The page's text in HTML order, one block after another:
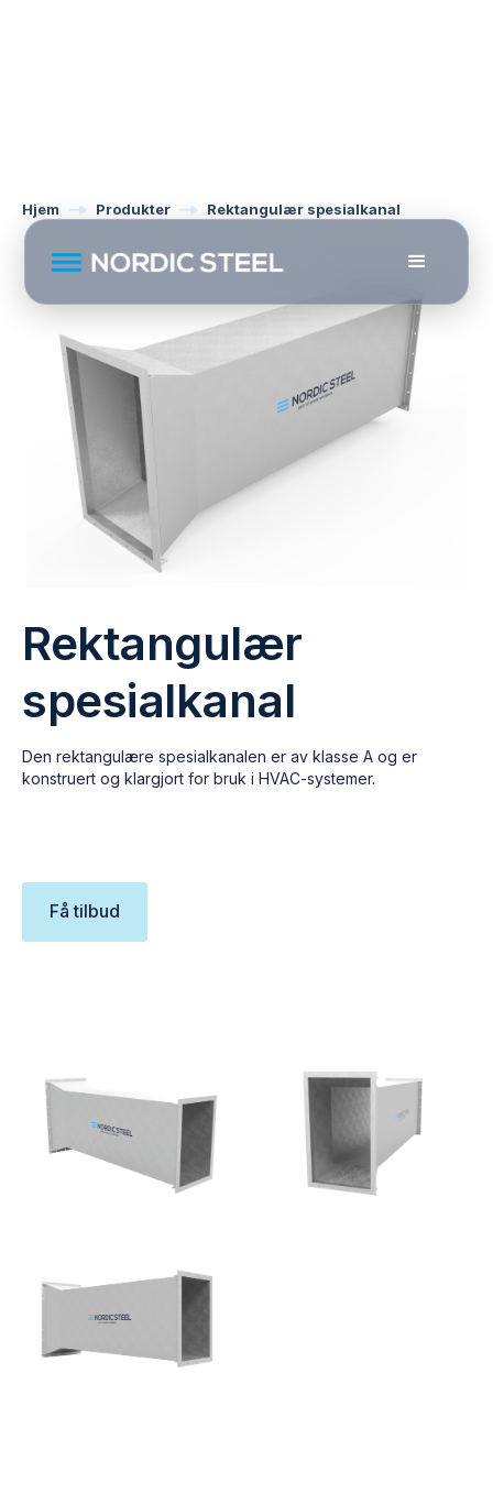
Hjem Produkter Rektangulær spesialkanal
Rektangulær
spesialkanal
Den rektangulære spesialkanalen er av klasse A og er
konstruert og klargjort for bruk i HVAC-systemer.
Få tilbud